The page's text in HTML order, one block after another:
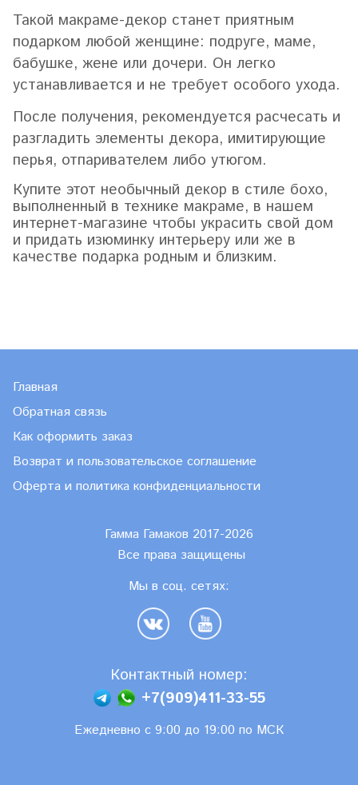
Такой макраме-декор станет приятным
подарком любой женщине: подруге, маме,
бабушке, жене или дочери. Он легко
устанавливается и не требует особого ухода.
После получения, рекомендуется расчесать и
разгладить элементы декора, имитирующие
перья, отпаривателем либо утюгом.
Купите этот необычный декор в стиле бохо,
выполненный в технике макраме, в нашем
интернет-магазине чтобы украсить свой дом
и придать изюминку интерьеру или же в
качестве подарка родным и близким.
Главная
Обратная связь
Как оформить заказ
Возврат и пользовательское соглашение
Оферта и политика конфиденциальности
Гамма Гамаков 2017-2026
Все права защищены
Мы в соц. сетях:
Контактный номер:
+7(909)411-33-55
Ежедневно с 9:00 до 19:00 по МСК